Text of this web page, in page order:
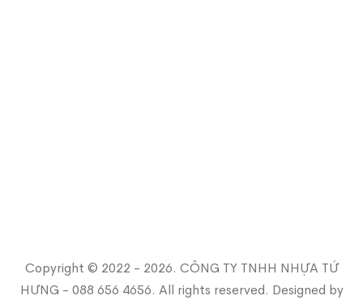
Copyright © 2022 - 2026. CÔNG TY TNHH NHỰA TỨ
HƯNG - 088 656 4656. All rights reserved. Designed by